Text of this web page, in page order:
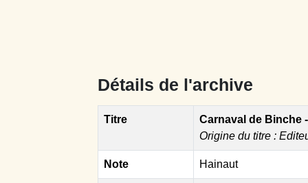
Détails de l'archive
Titre
Carnaval de Binche
Origine du titre :
Note Hainaut